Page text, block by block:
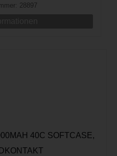
28897
40C SOFTCASE,